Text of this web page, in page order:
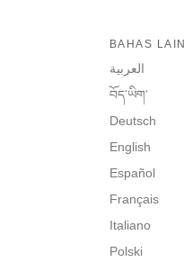
BAHAS LAIN
العربية
བོད་ཡིག་
Deutsch
English
Español
Français
Italiano
Polski